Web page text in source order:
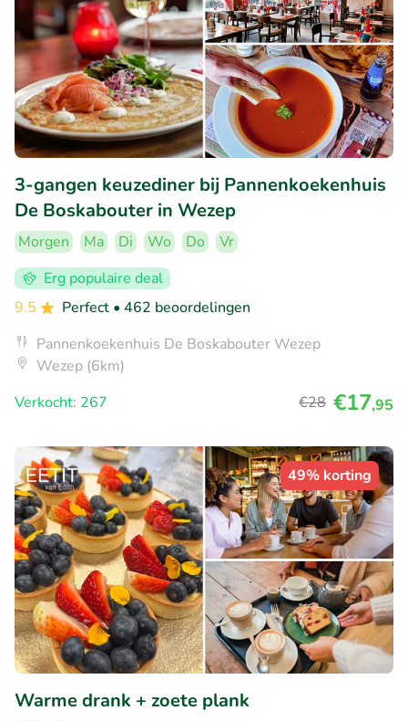
3-gangen keuzediner bij Pannenkoekenhuis
De Boskabouter in Wezep
Morgen Ma Di Wo Do
Vr
Erg populaire deal
9.5
Perfect • 462 beoordelingen
Pannenkoekenhuis De Boskabouter Wezep
Wezep (6km)
Verkocht: 267
€28 €17,95
49% korting
Warme drank + zoete plank